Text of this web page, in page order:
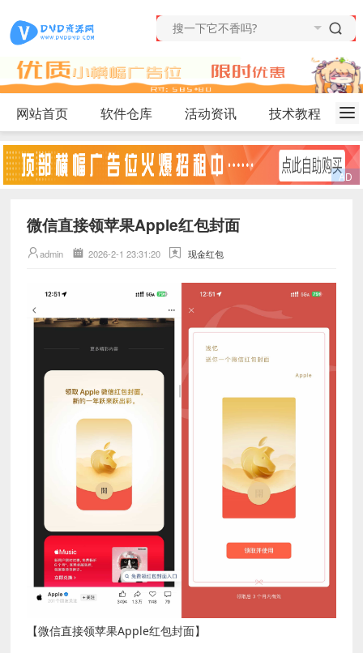
网站首页 软件仓库 活动资讯 技术教程
微信直接领苹果Apple红包封面
admin 2026-2-1 23:31:20 现金红包
【微信直接领苹果Apple红包封面】